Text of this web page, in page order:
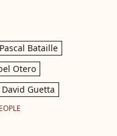
Pascal Bataille
Otero
David Guetta